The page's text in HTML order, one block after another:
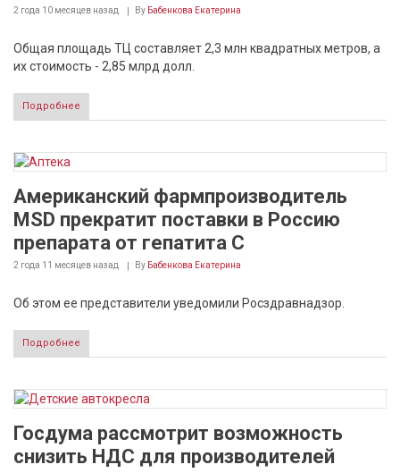
2 года 10 месяцев назад By Бабенкова Екатерина
Общая площадь ТЦ составляет 2,3 млн квадратных метров, а
их стоимость - 2,85 млрд долл.
Подробнее
Американский фармпроизводитель
MSD прекратит поставки в Россию
препарата от гепатита С
2 года 11 месяцев назад By Бабенкова Екатерина
Об этом ее представители уведомили Росздравнадзор.
Подробнее
Госдума рассмотрит возможность
снизить НДС для производителей